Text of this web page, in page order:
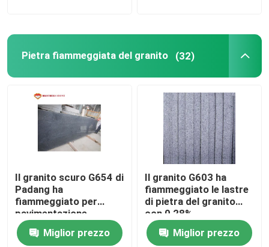
Pietra fiammeggiata del granito (32)
Il granito scuro G654 di
Padang ha
fiammeggiato per
pavimentazione
dell'interno/all'aperto
del pavimento
Miglior prezzo
Il granito G603 ha
fiammeggiato le lastre
di pietra del granito
con 0,28%
assorbimenti di acqua
Miglior prezzo